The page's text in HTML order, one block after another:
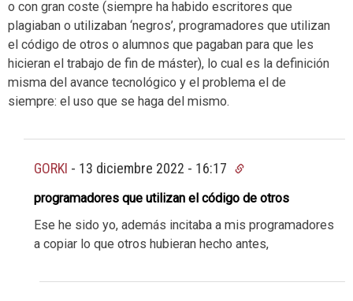
o con gran coste (siempre ha habido escritores que
plagiaban o utilizaban ‘negros’, programadores que utilizan
el código de otros o alumnos que pagaban para que les
hicieran el trabajo de fin de máster), lo cual es la definición
misma del avance tecnológico y el problema el de
siempre: el uso que se haga del mismo.
GORKI - 13 diciembre 2022 - 16:17
programadores que utilizan el código de otros
Ese he sido yo, además incitaba a mis programadores
a copiar lo que otros hubieran hecho antes,